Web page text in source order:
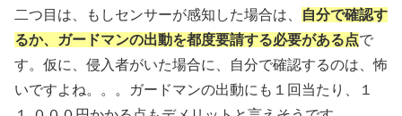
二つ目は、もしセンサーが感知した場合は、
自分で確認す
るか、ガードマンの出動を都度要請する必要がある点で
す。仮に、侵入者がいた場合に、自分で確認するのは、怖
いですよね。。。ガードマンの出動にも１回当たり、１